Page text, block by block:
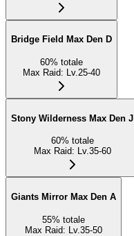
Bridge Field Max Den D
60% totale
Max Raid: Lv.25-40
Stony Wilderness Max Den J
60% totale
Max Raid: Lv.35-60
Giants Mirror Max Den A
55% totale
Max Raid: Lv.35-50